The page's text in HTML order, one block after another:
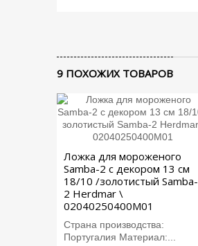
9 ПОХОЖИХ ТОВАРОВ
Ложка для мороженого
Samba-2 с декором 13 см
18/10 /золотистый Samba-
2 Herdmar \
02040250400M01
Страна производства:
Португалия Материал:...